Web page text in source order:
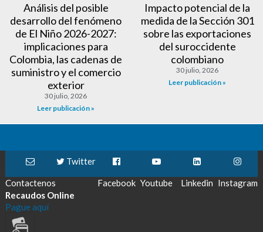
Análisis del posible
desarrollo del fenómeno
de El Niño 2026-2027:
implicaciones para
Colombia, las cadenas de
suministro y el comercio
exterior
30 julio, 2026
Leer publicación »
Impacto potencial de la
medida de la Sección 301
sobre las exportaciones
del suroccidente
colombiano
30 julio, 2026
Leer publicación »
Contactenos
Twitter
Facebook Youtube Linkedin Instagram
Recaudos Online
Pague aquí